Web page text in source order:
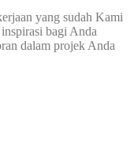
yang sudah Kami
bagi Anda
dalam projek Anda